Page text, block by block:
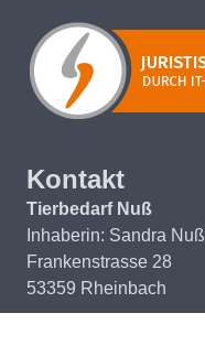
Kontakt
Tierbedarf Nuß
Inhaberin: Sandra Nuß
Frankenstrasse 28
53359 Rheinbach